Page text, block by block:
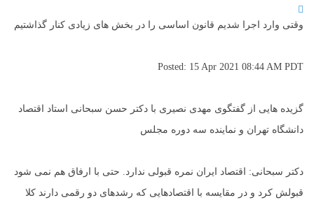
وقتی وارد اجرا شدیم قانون اساسی را در بخش های زیادی کنار گذاشتیم
Posted: 15 Apr 2021 08:44 AM PDT
گزیده هایی از گفتگوی مهدی نصیری با دکتر حسن سبحانی استاد اقتصاد
دانشگاه تهران و نماینده سه دوره مجلس
دکتر سبحانی: اقتصاد ایران نمره قبولی ندارد. حتی با ارفاق هم نمی شود
قبولش کرد و در مقایسه با اقتصادهایی که رشدهای دو رقمی دارند کلا